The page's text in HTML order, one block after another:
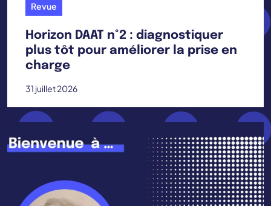
Revue
Horizon DAAT n°2 : diagnostiquer
plus tôt pour améliorer la prise en
charge
31 juillet 2026